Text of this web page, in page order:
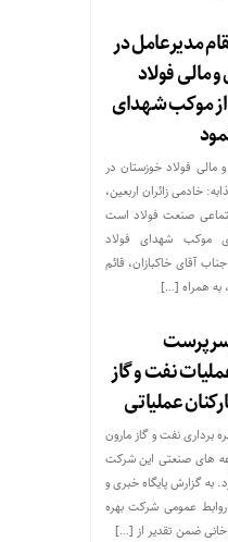
مدیرعامل در
و مالی فولاد
موکب شهدای
مالی فولاد خوزستان در
خادمی زائران اربعین،
صنعت فولاد است
موکب شهدای فولاد
آقای خاکبازان، قائم
به همراه […]
سرپرست
نفت و گاز
عملیاتی
نفت و گاز مارون
های صنعتی این شرکت
به گزارش پایگاه خبری و
عمومی شرکت بهره
ضمن تقدیر از […]